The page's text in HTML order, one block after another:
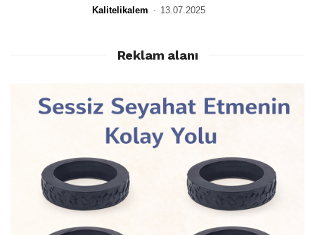
Kalitelikalem 13.07.2025
Reklam alanı